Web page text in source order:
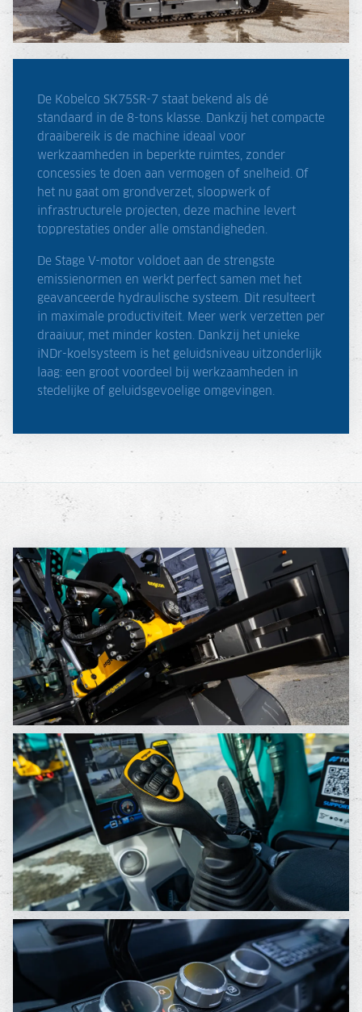
De Kobelco SK75SR-7 staat bekend als dé
standaard in de 8-tons klasse. Dankzij het compacte
draaibereik is de machine ideaal voor
werkzaamheden in beperkte ruimtes, zonder
concessies te doen aan vermogen of snelheid. Of
het nu gaat om grondverzet, sloopwerk of
infrastructurele projecten, deze machine levert
topprestaties onder alle omstandigheden.
De Stage V-motor voldoet aan de strengste
emissienormen en werkt perfect samen met het
geavanceerde hydraulische systeem. Dit resulteert
in maximale productiviteit. Meer werk verzetten per
draaiuur, met minder kosten. Dankzij het unieke
iNDr-koelsysteem is het geluidsniveau uitzonderlijk
laag: een groot voordeel bij werkzaamheden in
stedelijke of geluidsgevoelige omgevingen.